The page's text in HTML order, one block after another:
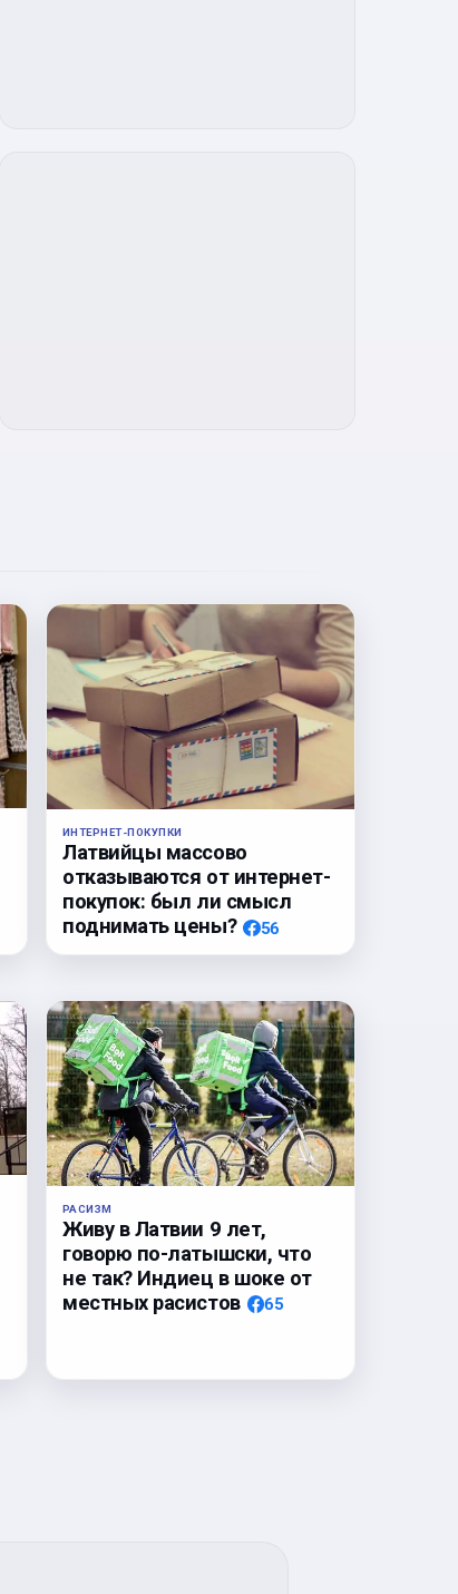
ИНТЕРНЕТ-ПОКУПКИ
Латвийцы массово
отказываются от интернет-
покупок: был ли смысл
поднимать цены?
56
РАСИЗМ
Живу в Латвии 9 лет,
говорю по-латышски, что
не так? Индиец в шоке от
местных расистов
65